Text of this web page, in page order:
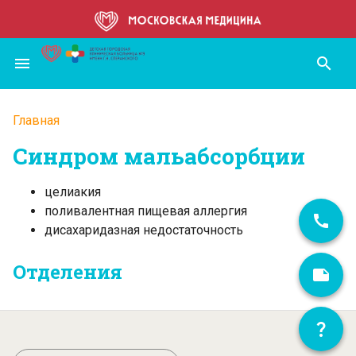
основному
содержанию
menu search
Строка
навигации
Главная
Синдром мальабсорбции
целиакия
поливалентная пищевая аллергия
дисахаридазная недостаточность
Отделения